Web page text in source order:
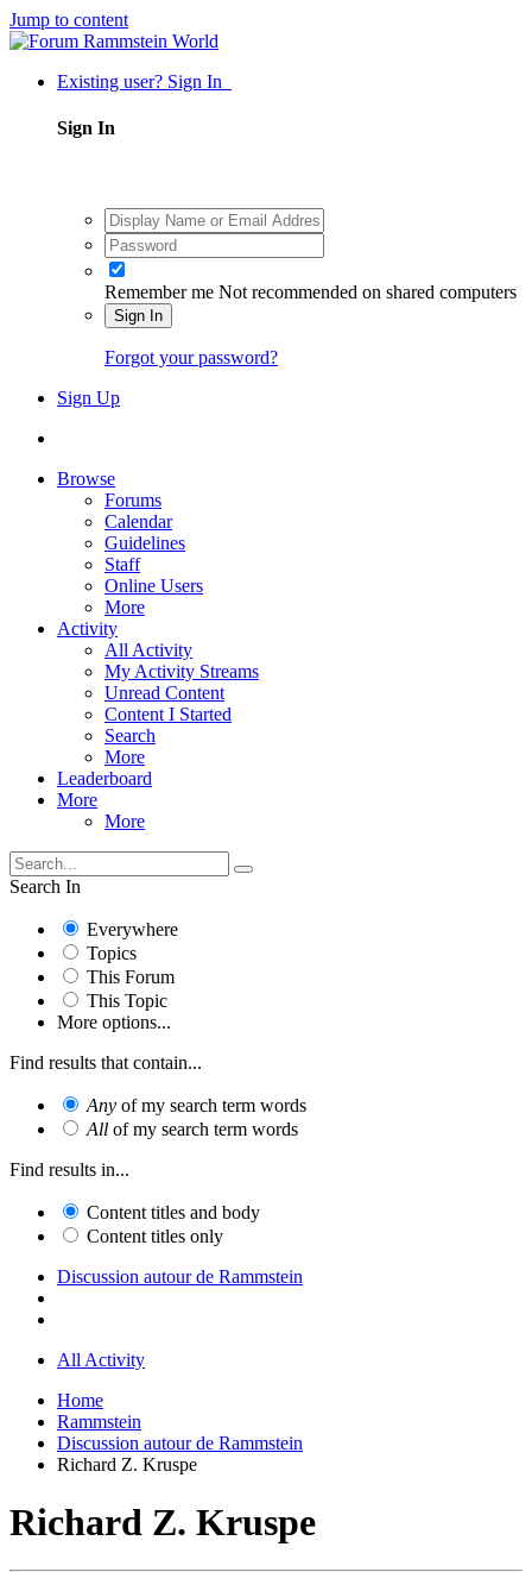
Jump to content
Existing user? Sign In
Sign In
Remember me Not recommended on shared computers
Sign In
Forgot your password?
Sign Up
Browse
Forums
Calendar
Guidelines
Staff
Online Users
More
Activity
All Activity
My Activity Streams
Unread Content
Content I Started
Search
More
Leaderboard
More
More
Search In
Everywhere
Topics
This Forum
This Topic
More options...
Find results that contain...
Any of my search term words
All of my search term words
Find results in...
Content titles and body
Content titles only
Discussion autour de Rammstein
All Activity
Home
Rammstein
Discussion autour de Rammstein
Richard Z. Kruspe
Richard Z. Kruspe